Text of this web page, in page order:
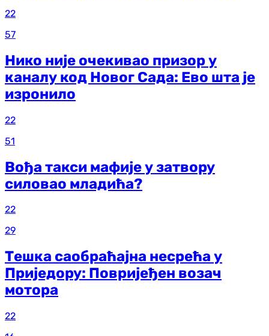
22
57
Нико није очекивао призор у
каналу код Новог Сада: Ево шта је
изронило
22
51
Вођа такси мафије у затвору
силовао младића?
22
29
Тешка саобраћајна несрећа у
Приједору: Повријеђен возач
мотора
22